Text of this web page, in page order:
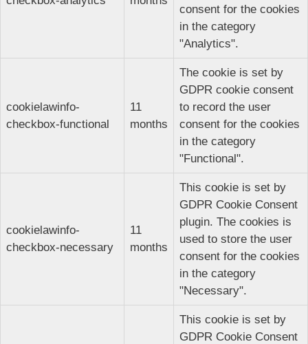
consent for the cookies
in the category
"Analytics".
cookielawinfo-
checkbox-functional
11
months
The cookie is set by
GDPR cookie consent
to record the user
consent for the cookies
in the category
"Functional".
cookielawinfo-
checkbox-necessary
11
months
This cookie is set by
GDPR Cookie Consent
plugin. The cookies is
used to store the user
consent for the cookies
in the category
"Necessary".
This cookie is set by
GDPR Cookie Consent